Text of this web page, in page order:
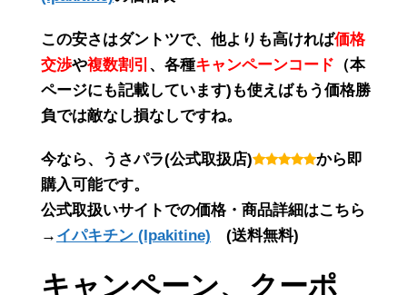
この安さはダントツで、他よりも高ければ価格
交渉や複数割引 、各種キャンペーンコード （本
ページにも記載しています)も使えばもう価格勝
負では敵なし損なしですね。
今なら、うさパラ(公式取扱店)
から即
購入可能です。
公式取扱いサイトでの価格・商品詳細はこちら
→ イパキチン (Ipakitine) (送料無料)
キャンペーン、クーポ